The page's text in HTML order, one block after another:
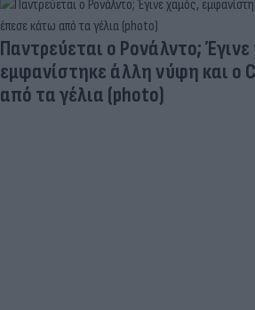
Παντρεύεται ο Ρονάλντο;
εμφανίστηκε άλλη νύφη και ο
από τα γέλια (photo)